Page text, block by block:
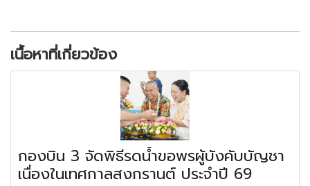
เนื้อหาที่เกี่ยวข้อง
กองบิน 3 จัดพิธีรดน้ำขอพรผู้บังคับบัญชา
เนื่องในเทศกาลสงกรานต์ ประจำปี 69